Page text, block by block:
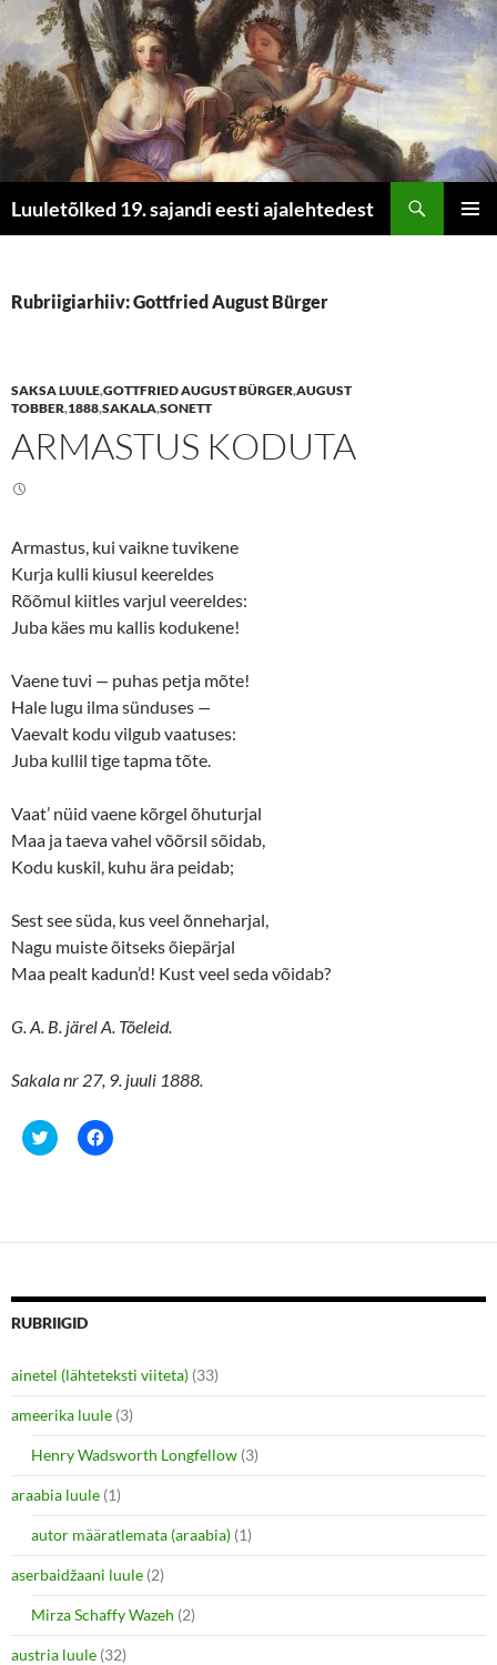
Luuletõlked 19. sajandi eesti ajalehtedest
Rubriigiarhiiv: Gottfried August Bürger
SAKSA LUULE,GOTTFRIED AUGUST BÜRGER,AUGUST
TOBBER,1888,SAKALA,SONETT
ARMASTUS KODUTA
Armastus, kui vaikne tuvikene
Kurja kulli kiusul keereldes
Rõõmul kiitles varjul veereldes:
Juba käes mu kallis kodukene!
Vaene tuvi — puhas petja mõte!
Hale lugu ilma sünduses —
Vaevalt kodu vilgub vaatuses:
Juba kullil tige tapma tõte.
Vaat’ nüid vaene kõrgel õhuturjal
Maa ja taeva vahel võõrsil sõidab,
Kodu kuskil, kuhu ära peidab;
Sest see süda, kus veel õnneharjal,
Nagu muiste õitseks õiepärjal
Maa pealt kadun’d! Kust veel seda võidab?
G. A. B. järel A. Tõeleid.
Sakala nr 27, 9. juuli 1888.
C
l
h
e
o
n
t
t
e
r
(
O
p
e
n
n
n
w
w
i
n
d
o
C
l
h
e
o
e
b
o
o
k
(
O
p
e
n
i
n
n
e
w
w
i
n
d
RUBRIIGID
ainetel (lähteteksti viiteta) (33)
ameerika luule (3)
Henry Wadsworth Longfellow (3)
araabia luule (1)
autor määratlemata (araabia) (1)
aserbaidžaani luule (2)
Mirza Schaffy Wazeh (2)
austria luule (32)